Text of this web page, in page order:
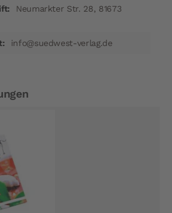
Neumarkter Str. 28, 81673
info@suedwest-verlag.de